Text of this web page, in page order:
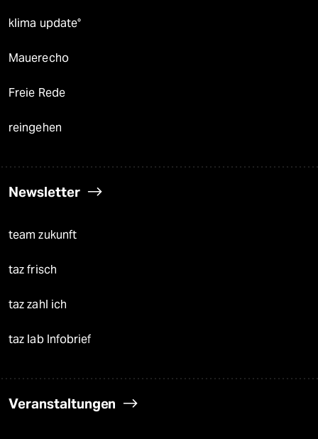
klima update°
Mauerecho
Freie Rede
reingehen
Newsletter
team zukunft
taz frisch
taz zahl ich
taz lab Infobrief
Veranstaltungen